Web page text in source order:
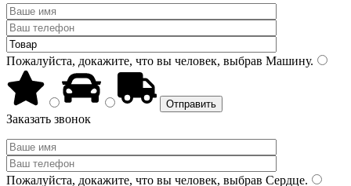
Пожалуйста, докажите, что вы человек, выбрав Машину.
Заказать звонок
Пожалуйста, докажите, что вы человек, выбрав Сердце.